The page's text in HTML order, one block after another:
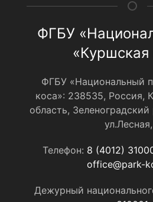
ФГБУ
«Куршская
ФГБУ «Национальный
коса»: 238535, Россия,
область,
Телефон: 8 (4012)
office@park-
Дежурный